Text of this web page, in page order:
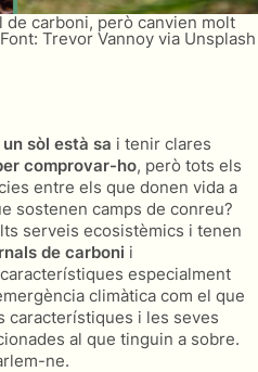
de carboni, però canvien molt
Trevor Vannoy via Unsplash
sòl està sa i tenir clares
comprovar-ho, però tots els
entre els que donen vida a
sostenen camps de conreu?
serveis ecosistèmics i tenen
de carboni i
especialment
climàtica com el que
característiques i les seves
al que tinguin a sobre.
ne.